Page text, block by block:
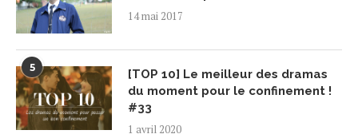
14 mai 2017
5
[TOP 10] Le meilleur des dramas
du moment pour le confinement !
#33
1 avril 2020